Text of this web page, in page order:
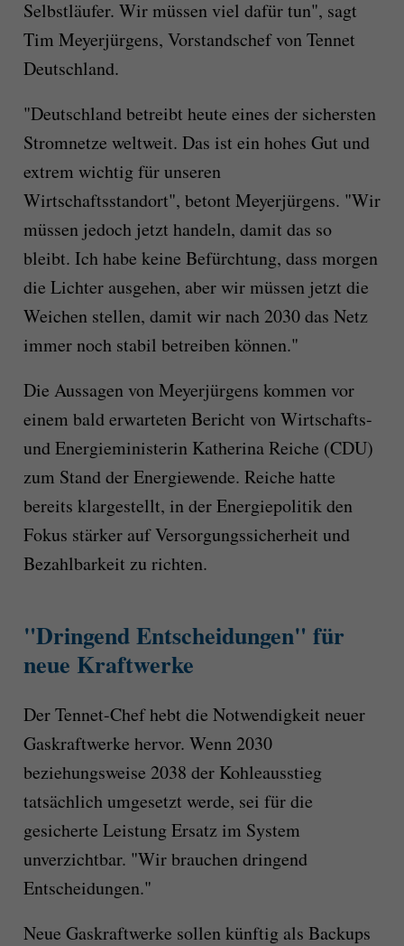
Selbstläufer. Wir müssen viel dafür tun", sagt
Tim Meyerjürgens, Vorstandschef von Tennet
Deutschland.
"Deutschland betreibt heute eines der sichersten
Stromnetze weltweit. Das ist ein hohes Gut und
extrem wichtig für unseren
Wirtschaftsstandort", betont Meyerjürgens. "Wir
müssen jedoch jetzt handeln, damit das so
bleibt. Ich habe keine Befürchtung, dass morgen
die Lichter ausgehen, aber wir müssen jetzt die
Weichen stellen, damit wir nach 2030 das Netz
immer noch stabil betreiben können."
Die Aussagen von Meyerjürgens kommen vor
einem bald erwarteten Bericht von Wirtschafts-
und Energieministerin Katherina Reiche (CDU)
zum Stand der Energiewende. Reiche hatte
bereits klargestellt, in der Energiepolitik den
Fokus stärker auf Versorgungssicherheit und
Bezahlbarkeit zu richten.
"Dringend Entscheidungen" für
neue Kraftwerke
Der Tennet-Chef hebt die Notwendigkeit neuer
Gaskraftwerke hervor. Wenn 2030
beziehungsweise 2038 der Kohleausstieg
tatsächlich umgesetzt werde, sei für die
gesicherte Leistung Ersatz im System
unverzichtbar. "Wir brauchen dringend
Entscheidungen."
Neue Gaskraftwerke sollen künftig als Backups